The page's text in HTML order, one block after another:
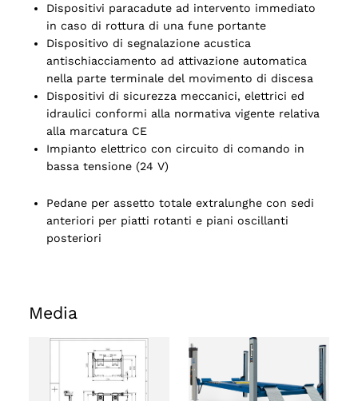
Dispositivi paracadute ad intervento immediato
in caso di rottura di una fune portante
Dispositivo di segnalazione acustica
antischiacciamento ad attivazione automatica
nella parte terminale del movimento di discesa
Dispositivi di sicurezza meccanici, elettrici ed
idraulici conformi alla normativa vigente relativa
alla marcatura CE
Impianto elettrico con circuito di comando in
bassa tensione (24 V)
Pedane per assetto totale extralunghe con sedi
anteriori per piatti rotanti e piani oscillanti
posteriori
Media